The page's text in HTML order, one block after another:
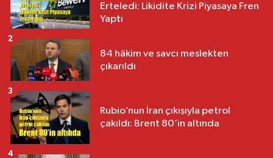
Erteledi: Likidite Krizi Piyasaya Fren
Yaptı
84 hâkim ve savcı meslekten
çıkarıldı
2
Rubio’nun İran çıkışıyla petrol
çakıldı: Brent 80’in altında
3
4